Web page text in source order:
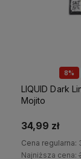
8%
LIQUID Dark
Mojito
34,99 zł
Cena regularna:
Najniższa cena: